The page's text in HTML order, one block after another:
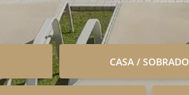
CASA / SOBRADO